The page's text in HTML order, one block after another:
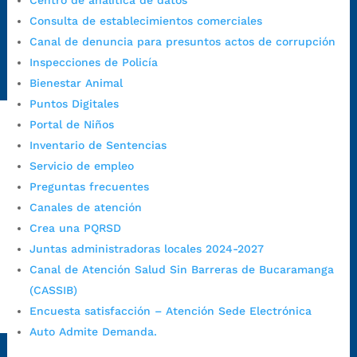
Consulta de establecimientos comerciales
Canal de denuncia para presuntos actos de corrupción
Inspecciones de Policía
Bienestar Animal
Puntos Digitales
Portal de Niños
Inventario de Sentencias
Servicio de empleo
Preguntas frecuentes
Canales de atención
Crea una PQRSD
Juntas administradoras locales 2024-2027
Canal de Atención Salud Sin Barreras de Bucaramanga
(CASSIB)
Encuesta satisfacción – Atención Sede Electrónica
Auto Admite Demanda.
https://canaldenuncia.bucaramanga.gov.co/
Emergencia:https://emergencia.bucaramanga.gov.co/
Radique aquí su queja disciplinaria:
https://www.bucaramanga.gov.co/gobierno-ciudadanos-
1/secretarias/oficina-de-control-interno-disciplinario/
Alcaldía de Bucaramanga
@AlcaldíaBGA
Alcaldía de Bucaramanga
PrensaBucaramanga